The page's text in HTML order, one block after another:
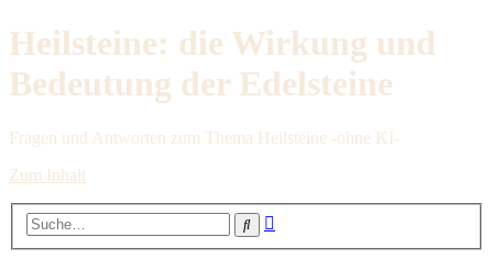
Heilsteine: die Wirkung und
Bedeutung der Edelsteine
Fragen und Antworten zum Thema Heilsteine -ohne KI-
Zum Inhalt
Suche